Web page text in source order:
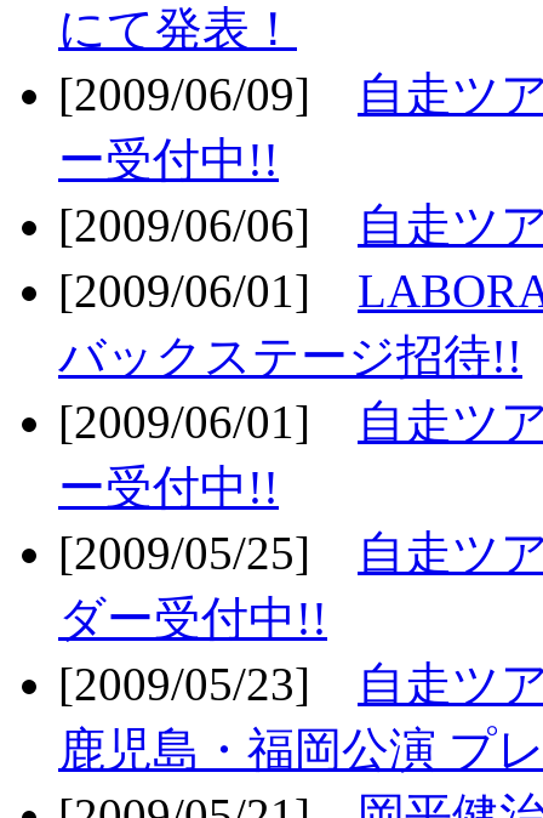
にて発表！
[2009/06/09]
自走ツ
ー受付中!!
[2009/06/06]
自走ツ
[2009/06/01]
バックステージ招待!!
[2009/06/01]
自走ツ
ー受付中!!
[2009/05/25]
自走ツ
ダー受付中!!
[2009/05/23]
自走ツ
鹿児島・福岡公演 プ